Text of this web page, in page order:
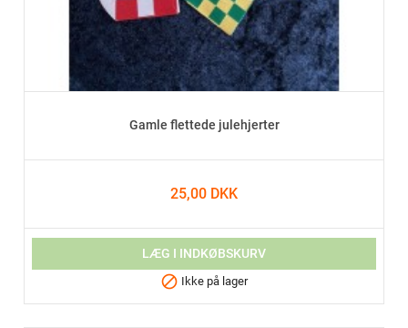
Gamle flettede julehjerter
25,00 DKK
LÆG I INDKØBSKURV
 Ikke på lager